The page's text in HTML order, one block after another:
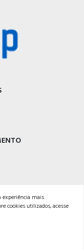
CEP 95720-000 <br />54 3029-
experiência mais
cookies utilizados, acesse